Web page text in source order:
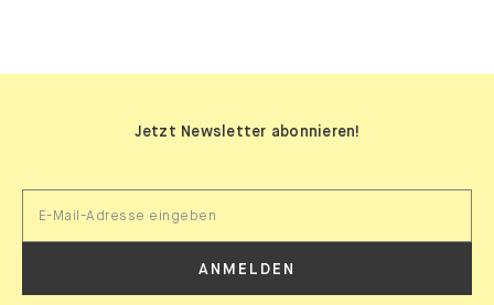
Jetzt Newsletter abonnieren!
ANMELDEN